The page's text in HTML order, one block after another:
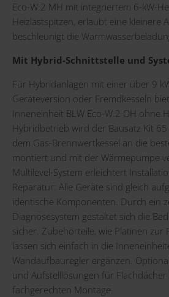
Eco-W.2 MH mit integriertem 6-kW-
Heizlastspitzen, erlaubt eine kleinere
beschleunigt die
Mit Hybrid-Schnittstelle und
Für Hybridanlagen mit einer über 9
Geräteversion oder Fremdkesseln
Inneneinheit BLW Eco-W.2 OH ohne
Hybridbetrieb wird der Bausatz Kit 65
dem Gas-Brennwertkessel an die
montiert und mit der Wärmepumpe
Multilevel-System erleichtert
Reparatur: Alle Geräte sind gleich
identische Komponenten. Durch ein
Diagnosesystem gestaltet sich die
sicher. Zubehörteile, wie Platinen zur
lassen sich einfach in die
Wandaufbauregler ergänzen.
und Aufstelllösungen für
fachgerechten Montage.